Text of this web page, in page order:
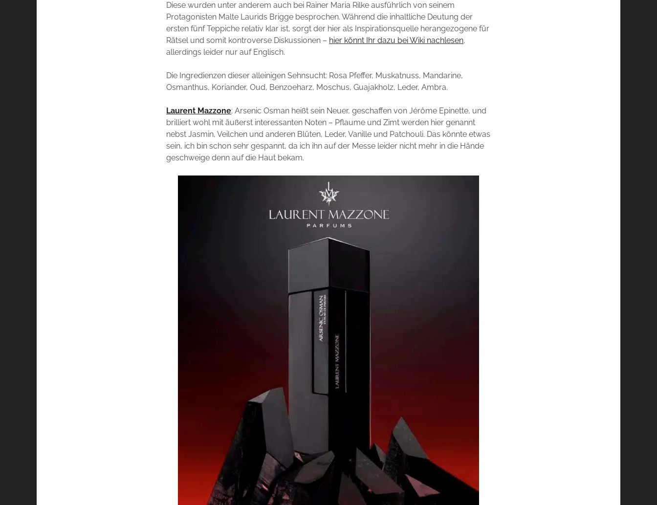
Diese wurden unter anderem auch bei Rainer Maria Rilke ausführlich von seinem
Protagonisten Malte Laurids Brigge besprochen. Während die inhaltliche Deutung der
ersten fünf Teppiche relativ klar ist, sorgt der hier als Inspirationsquelle herangezogene für
Rätsel und somit kontroverse Diskussionen – hier könnt Ihr dazu bei Wiki nachlesen,
allerdings leider nur auf Englisch.
Die Ingredienzen dieser alleinigen Sehnsucht: Rosa Pfeffer, Muskatnuss, Mandarine,
Osmanthus, Koriander, Oud, Benzoeharz, Moschus, Guajakholz, Leder, Ambra.
Laurent Mazzone: Arsenic Osman heißt sein Neuer, geschaffen von Jérôme Epinette, und
brilliert wohl mit äußerst interessanten Noten – Pflaume und Zimt werden hier genannt
nebst Jasmin, Veilchen und anderen Blüten, Leder, Vanille und Patchouli. Das könnte etwas
sein, ich bin schon sehr gespannt, da ich ihn auf der Messe leider nicht mehr in die Hände
geschweige denn auf die Haut bekam.